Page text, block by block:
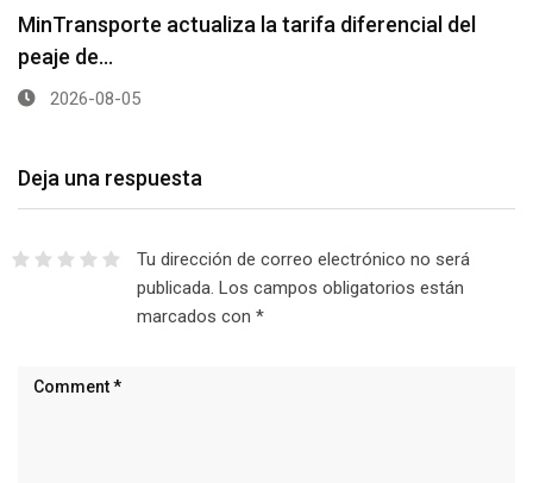
MinTransporte actualiza la tarifa diferencial del
peaje de…
2026-08-05
Deja una respuesta
Tu dirección de correo electrónico no será
publicada. Los campos obligatorios están
marcados con *